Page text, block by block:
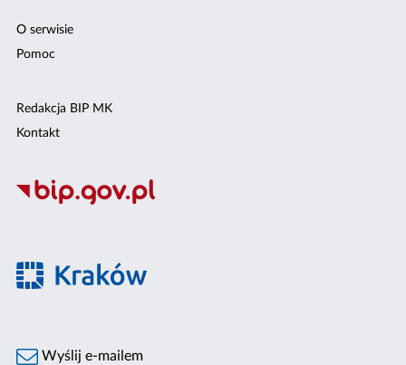
O serwisie
Pomoc
Redakcja BIP MK
Kontakt
Wyślij e-mailem